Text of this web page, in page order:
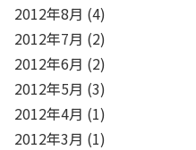
2012年8月 (4)
2012年7月 (2)
2012年6月 (2)
2012年5月 (3)
2012年4月 (1)
2012年3月 (1)